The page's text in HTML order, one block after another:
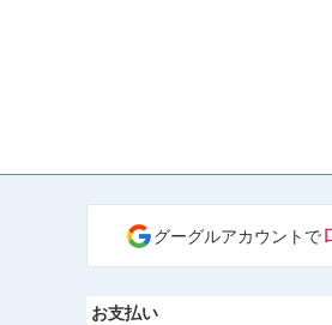
グーグルアカウントで
お支払い